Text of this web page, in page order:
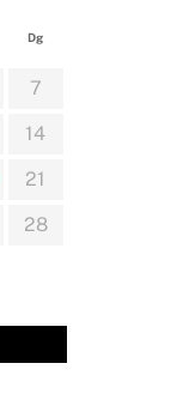
Dg
7
14
21
28